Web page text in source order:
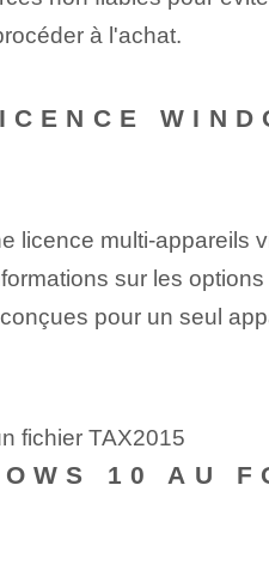
à l'achat.
licence multi-appareils
sur les
pour un seul
fichier TAX2015
10 ‌AU